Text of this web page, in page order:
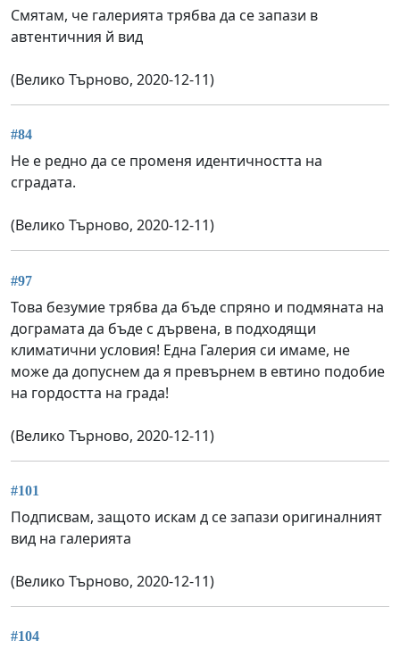
Смятам, че галерията трябва да се запази в
автентичния й вид
(Велико Търново, 2020-12-11)
#84
Не е редно да се променя идентичността на
сградата.
(Велико Търново, 2020-12-11)
#97
Това безумие трябва да бъде спряно и подмяната на
дограмата да бъде с дървена, в подходящи
климатични условия! Една Галерия си имаме, не
може да допуснем да я превърнем в евтино подобие
на гордостта на града!
(Велико Търново, 2020-12-11)
#101
Подписвам, защото искам д се запази оригиналният
вид на галерията
(Велико Търново, 2020-12-11)
#104